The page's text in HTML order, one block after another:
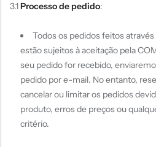
3.1Processo de pedido:
Todos os pedidos feitos
estão sujeitos à aceitação pela
seu pedido for recebido,
pedido por e-mail. No entanto,
cancelar ou limitar os pedidos
produto, erros de preços ou
critério.